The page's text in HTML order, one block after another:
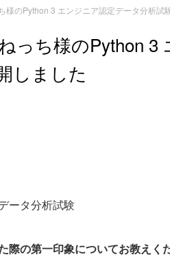
のPython 3 エンジニア認定データ分析試
ち様のPython 3
しました
ータ分析試験
の第一印象についてお教えくだ